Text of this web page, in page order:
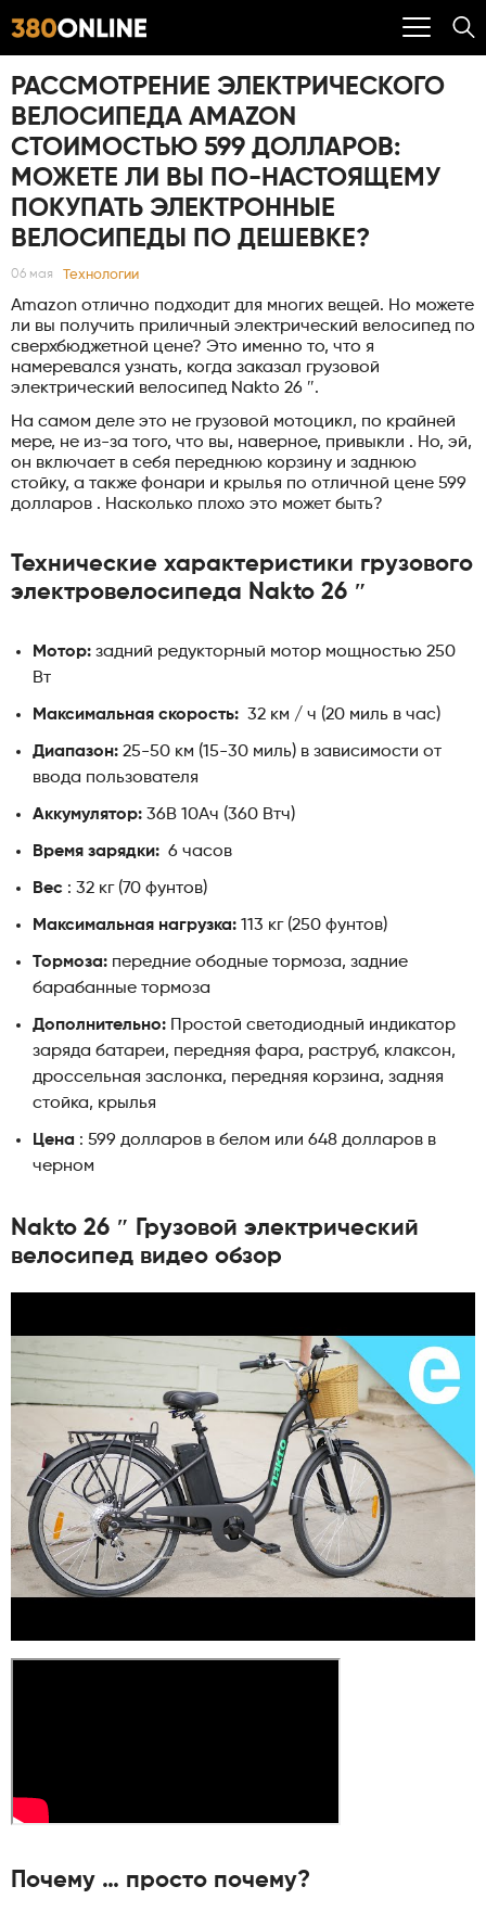
РАССМОТРЕНИЕ ЭЛЕКТРИЧЕСКОГО
ВЕЛОСИПЕДА AMAZON
СТОИМОСТЬЮ 599 ДОЛЛАРОВ:
МОЖЕТЕ ЛИ ВЫ ПО-НАСТОЯЩЕМУ
ПОКУПАТЬ ЭЛЕКТРОННЫЕ
ВЕЛОСИПЕДЫ ПО ДЕШЕВКЕ?
06 мая Технологии
Amazon отлично подходит для многих вещей. Но можете
ли вы получить приличный электрический велосипед по
сверхбюджетной цене? Это именно то, что я
намеревался узнать, когда заказал грузовой
электрический велосипед Nakto 26 ″.
На самом деле это не грузовой мотоцикл, по крайней
мере, не из-за того, что вы, наверное, привыкли . Но, эй,
он включает в себя переднюю корзину и заднюю
стойку, а также фонари и крылья по отличной цене 599
долларов . Насколько плохо это может быть?
Технические характеристики грузового
электровелосипеда Nakto 26 ″
Мотор: задний редукторный мотор мощностью 250
Вт
Максимальная скорость: 32 км / ч (20 миль в час)
Диапазон: 25-50 км (15-30 миль) в зависимости от
ввода пользователя
Аккумулятор: 36В 10Ач (360 Втч)
Время зарядки: 6 часов
Вес : 32 кг (70 фунтов)
Максимальная нагрузка: 113 кг (250 фунтов)
Тормоза: передние ободные тормоза, задние
барабанные тормоза
Дополнительно: Простой светодиодный индикатор
заряда батареи, передняя фара, раструб, клаксон,
дроссельная заслонка, передняя корзина, задняя
стойка, крылья
Цена : 599 долларов в белом или 648 долларов в
черном
Nakto 26 ″ Грузовой электрический
велосипед видео обзор
Почему … просто почему?